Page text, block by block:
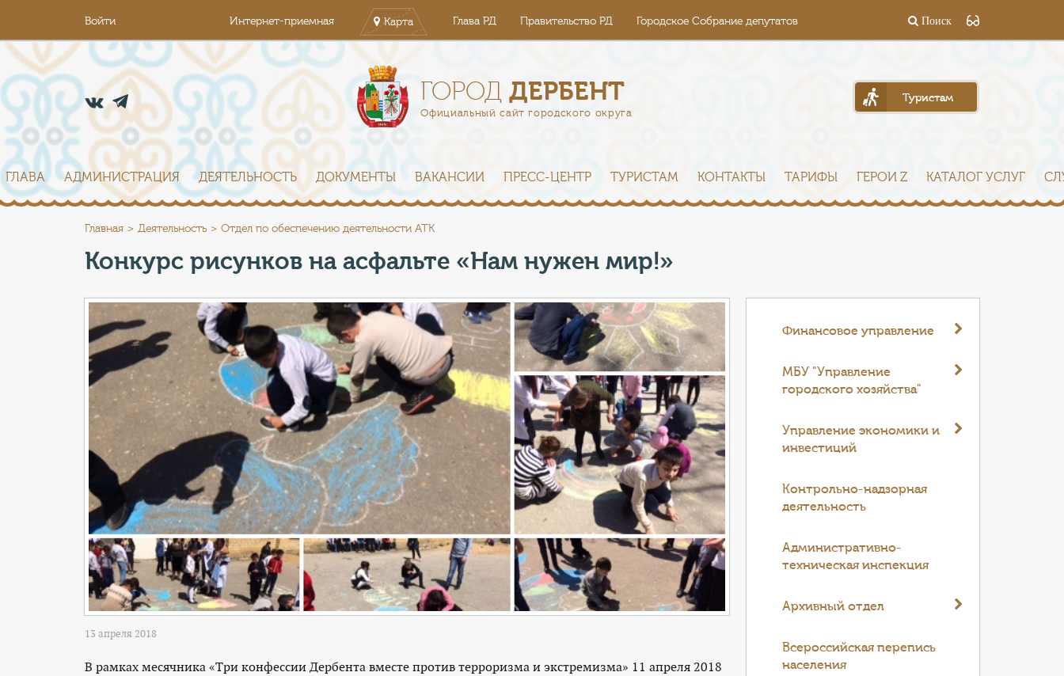
Войти Интернет-приемная Карта Глава РД Правительство РД Городское Собрание депутатов Поиск
ГОРОДДЕРБЕНТ
Официальный сайт городского округа
Туристам
ГЛАВА АДМИНИСТРАЦИЯ ДЕЯТЕЛЬНОСТЬ ДОКУМЕНТЫ ВАКАНСИИ ПРЕСС-ЦЕНТР ТУРИСТАМ КОНТАКТЫ ТАРИФЫ ГЕРОИ Z КАТАЛОГ УСЛУГ
Главная Деятельность Отдел по обеспечению деятельности АТК
Конкурс рисунков на асфальте «Нам нужен мир!»
13 апреля 2018
В рамках месячника «Три конфессии Дербента вместе против терроризма и экстремизма» 11 апреля 2018
Финансовое управление
МБУ "Управление
городского хозяйства"
Управление экономики и
инвестиций
Контрольно-надзорная
деятельность
Административно-
техническая инспекция
Архивный отдел
Всероссийская перепись
населения